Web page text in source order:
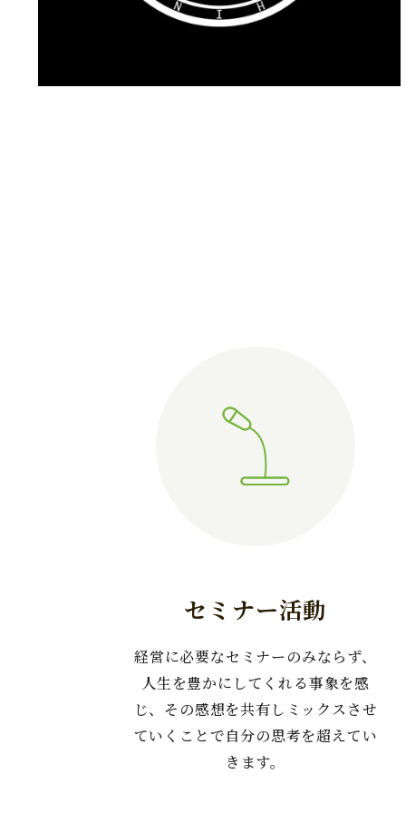
セミナー活動
経営に必要なセミナーのみならず、
人生を豊かにしてくれる事象を感
じ、その感想を共有しミックスさせ
ていくことで自分の思考を超えてい
きます。